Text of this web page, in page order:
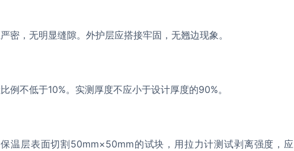
密，无明显缝隙。外护层应搭接牢固，无翘边现象。
不低于10%。实测厚度不应小于设计厚度的90%。
温层表面切割50mm×50mm的试块，用拉力计测试剥离强度，应